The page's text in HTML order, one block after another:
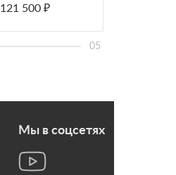
мраморная балка
121 500 ₽
05
Мы в соцсетях